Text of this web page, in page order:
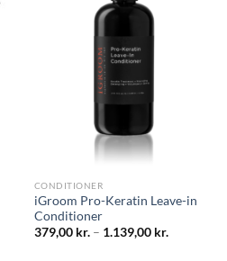
CONDITIONER
iGroom Pro-Keratin Leave-in
Conditioner
379,00 kr.– 1.139,00 kr.